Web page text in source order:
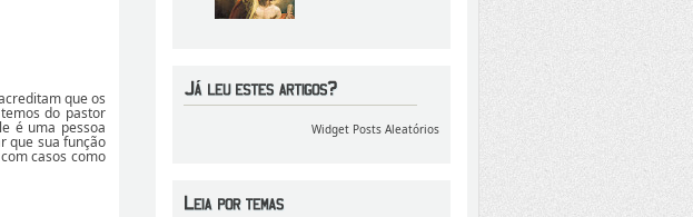
Widget Posts Aleatórios
que os
do pastor
é uma pessoa
que sua função
casos como